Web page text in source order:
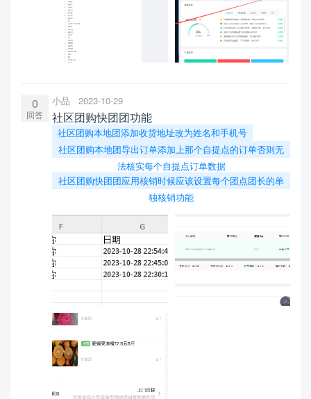
0
回答
小品 2023-10-29
社区团购快团团功能
社区团购本地团添加收货地址改为姓名和手机号
社区团购本地团导出订单添加上那个自提点的订单否则无
法核实每个自提点订单数据
社区团购快团团应用核销时候应该设置每个团点团长的单
独核销功能